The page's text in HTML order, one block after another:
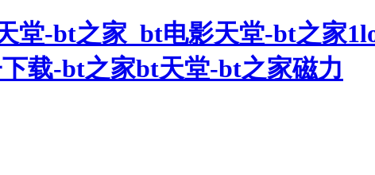
堂-bt之家_bt电影天堂-bt之家
载-bt之家bt天堂-bt之家磁力